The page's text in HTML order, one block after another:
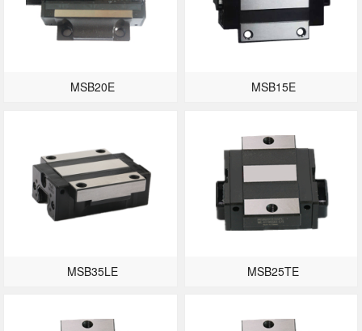
MSB20E MSB15E
MSB35LE MSB25TE